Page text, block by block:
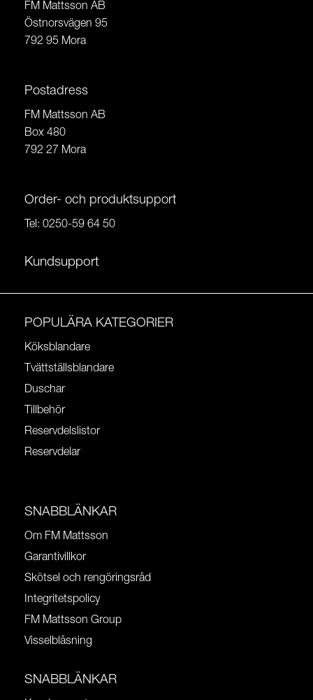
FM Mattsson AB
Östnorsvägen 95
792 95 Mora
Postadress
FM Mattsson AB
Box 480
792 27 Mora
Order- och produktsupport
Tel: 0250-59 64 50
Kundsupport
POPULÄRA KATEGORIER
Köksblandare
Tvättställsblandare
Duschar
Tillbehör
Reservdelslistor
Reservdelar
SNABBLÄNKAR
Om FM Mattsson
Garantivillkor
Skötsel och rengöringsråd
Integritetspolicy
FM Mattsson Group
Visselblåsning
SNABBLÄNKAR